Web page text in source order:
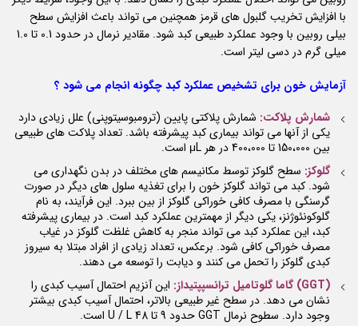
با افزایش تخریب گلبول های قرمز همچنین می تواند باعث افزایش سطح
بیلی روبین با وجود عملکرد طبیعی کبد شود. مقادیر نرمال در حدود 0.1 تا 1.0
میلی گرم در دسی لیتر است.
آزمایش خون برای تشخیص عملکرد کبد چگونه انجام می شود ؟
شمارش پلاکت: شمارش پلاکتی پایین (ترومبوسیتوپنی) علل زیادی دارد
یکی از آنها می تواند بیماری کبد پیشرفته باشد. تعداد پلاکت های طبیعی
بین 150،000 تا 400،000 در هر μL است.
گلوکز: سطح گلوکز توسط مکانیسم های مختلف در بدن نگهداری می
شود. کبد می تواند گلوکز خون را برای تغذیه سلول های دیگر در صورت
گرسنگی با مصرف کافی خوراکی گلوکز از بین ببرد. این فرآیند، به نام
گلوکونئوژنز، یکی دیگر از مهمترین عملکرد کبد است. در بیماری پیشرفته
کبد، این عملکرد کبد می تواند منجر به کاهش غلظت گلوکز در غیاب
مصرف خوراکی کافی شود. برعکس، تعداد زیادی از افراد مبتلا به سیروز
کبدی گلوکز را تحمل می کنند و دیابت را توسعه می دهند.
(GGT) گاما گلوتامیل ترانسپپتیداز:
این آنزیم احتمال آسیب کبدی را
نشان می دهد. در سطح غیر طبیعی بالاتر، احتمال آسیب کبدی بیشتر
وجود دارد. سطوح نرمال GGT حدود 9 تا 48 U / L است.